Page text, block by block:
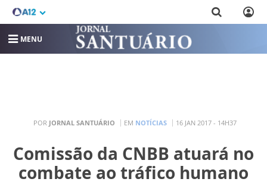
MENU
POR JORNAL SANTUÁRIO EM NOTÍCIAS 16 JAN 2017 - 14H37
Comissão da CNBB atuará no
combate ao tráfico humano